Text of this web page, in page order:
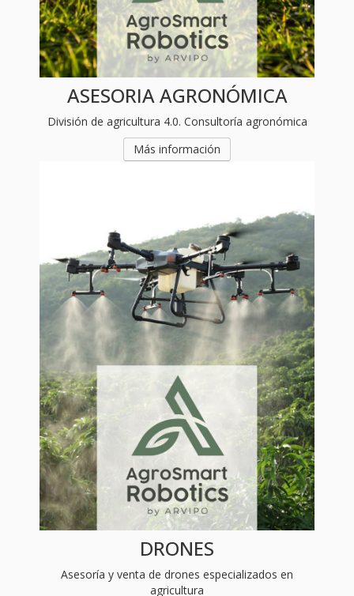
ASESORIA AGRONÓMICA
División de agricultura 4.0. Consultoría agronómica
Más información
DRONES
Asesoría y venta de drones especializados en
agricultura